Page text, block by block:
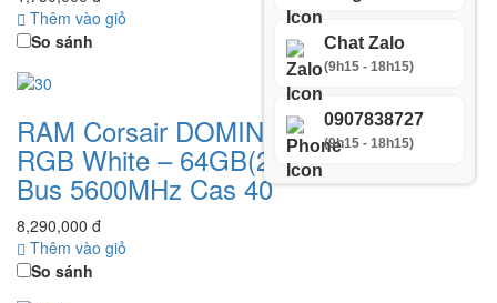
Thêm vào giỏ
So sánh
RAM Corsair DOMINATOR PLATINUM
RGB White – 64GB(2x32GB) DDR5 –
Bus 5600MHz Cas 40
8,290,000 đ
Thêm vào giỏ
So sánh
Chat Zalo
(9h15 - 18h15)
0907838727
(9h15 - 18h15)